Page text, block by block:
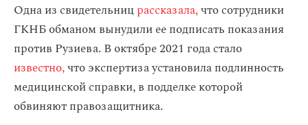
Одна из свидетельницрассказала,что сотрудники
ГКНБ обманом вынудили ее подписать показания
против Рузиева. В октябре 2021 года стало
известно,что экспертиза установила подлинность
медицинской справки, в подделке которой
обвиняют правозащитника.